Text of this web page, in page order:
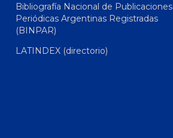
Bibliografía Nacional de Publicaciones
Periódicas Argentinas Registradas
(BINPAR)
LATINDEX (directorio)